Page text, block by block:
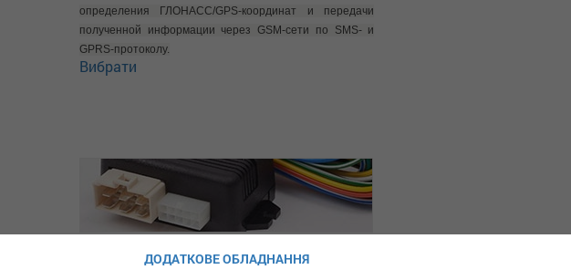
определения ГЛОНАСС/GPS-координат и передачи
полученной информации через GSM-сети по SMS- и
GPRS-протоколу.
Вибрати
ДОДАТКОВЕ ОБЛАДНАННЯ